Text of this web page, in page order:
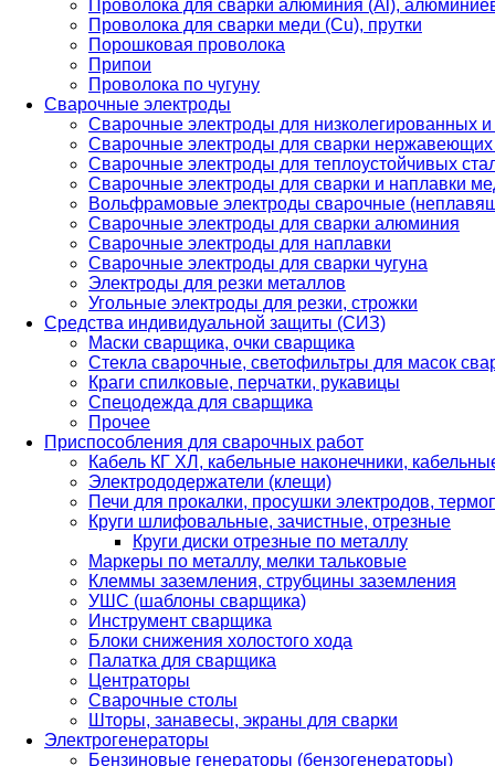
Проволока для сварки алюминия (Al),
Проволока для сварки меди (Cu), прутки
Порошковая проволока
Припои
Проволока по чугуну
Сварочные электроды
Сварочные электроды для низколегированных и
Сварочные электроды для сварки
Сварочные электроды для теплоустойчивых
Сварочные электроды для сварки и наплавки
Вольфрамовые электроды сварочные
Сварочные электроды для сварки алюминия
Сварочные электроды для наплавки
Сварочные электроды для сварки чугуна
Электроды для резки металлов
Угольные электроды для резки, строжки
Средства индивидуальной защиты (СИЗ)
Маски сварщика, очки сварщика
Стекла сварочные, светофильтры для масок
Краги спилковые, перчатки, рукавицы
Спецодежда для сварщика
Прочее
Приспособления для сварочных работ
Кабель КГ ХЛ, кабельные наконечники,
Электрододержатели (клещи)
Печи для прокалки, просушки электродов,
Круги шлифовальные, зачистные, отрезные
Круги диски отрезные по металлу
Маркеры по металлу, мелки тальковые
Клеммы заземления, струбцины заземления
УШС (шаблоны сварщика)
Инструмент сварщика
Блоки снижения холостого хода
Палатка для сварщика
Центраторы
Сварочные столы
Шторы, занавесы, экраны для сварки
Электрогенераторы
Бензиновые генераторы (бензогенераторы)